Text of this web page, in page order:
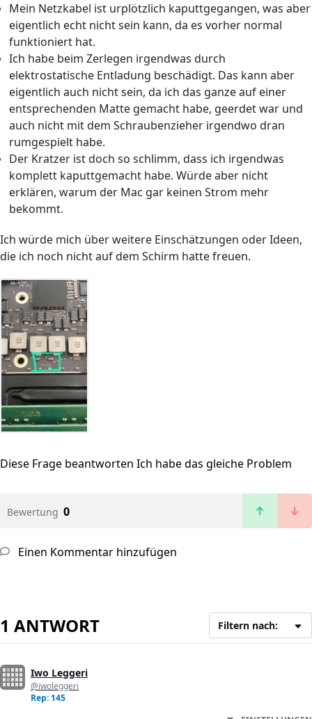
Mein Netzkabel ist urplötzlich kaputtgegangen, was aber
eigentlich echt nicht sein kann, da es vorher normal
funktioniert hat.
Ich habe beim Zerlegen irgendwas durch
elektrostatische Entladung beschädigt. Das kann aber
eigentlich auch nicht sein, da ich das ganze auf einer
entsprechenden Matte gemacht habe, geerdet war und
auch nicht mit dem Schraubenzieher irgendwo dran
rumgespielt habe.
Der Kratzer ist doch so schlimm, dass ich irgendwas
komplett kaputtgemacht habe. Würde aber nicht
erklären, warum der Mac gar keinen Strom mehr
bekommt.
Ich würde mich über weitere Einschätzungen oder Ideen,
die ich noch nicht auf dem Schirm hatte freuen.
Diese Frage beantworten Ich habe das gleiche Problem
Bewertung 0
Einen Kommentar hinzufügen
1 ANTWORT Filtern nach:
Iwo Leggeri
@iwoleggeri
Rep: 145